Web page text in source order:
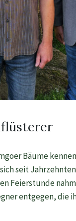
Bäume
seit
Feierstunde
entgegen, die